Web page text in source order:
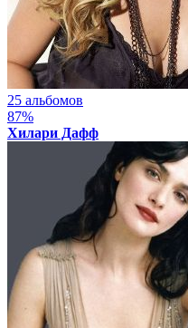
25 альбомов
87%
Хилари Дафф